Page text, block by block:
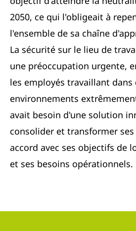
2050, ce qui l'obligeait à
l'ensemble de sa chaîne
La sécurité sur le lieu de
une préoccupation urgente,
les employés travaillant dans
environnements
avait besoin d'une solution
consolider et transformer
accord avec ses objectifs de
et ses besoins opérationnels.